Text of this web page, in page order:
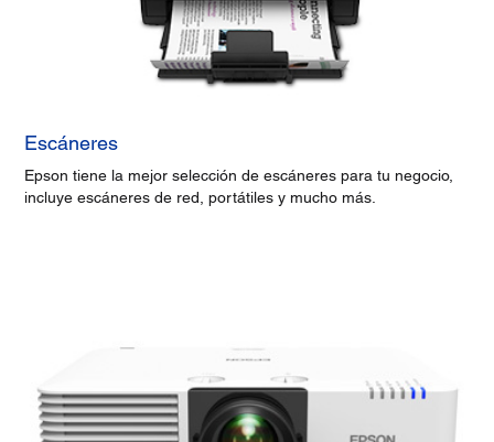
Escáneres
Epson tiene la mejor selección de escáneres para tu negocio,
incluye escáneres de red, portátiles y mucho más.